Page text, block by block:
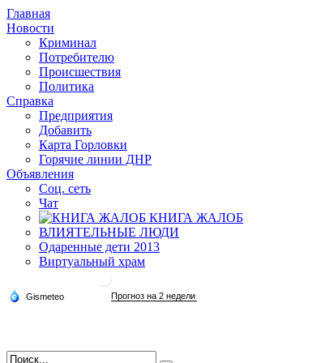
Главная
Новости
Криминал
Потребителю
Происшествия
Политика
Справка
Предприятия
Добавить
Карта Горловки
Горячие линии ДНР
Объявления
Соц. сеть
Чат
КНИГА ЖАЛОБ
ВЛИЯТЕЛЬНЫЕ ЛЮДИ
Одаренные дети 2013
Виртуальный храм